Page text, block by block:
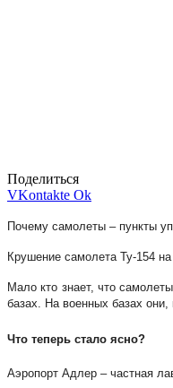
Поделиться
VKontakte Ok
Почему самолеты – пункты
Крушение самолета Ту-154
Мало кто знает, что
базах. На военных базах
Что теперь стало ясно?
Аэропорт Адлер – частная